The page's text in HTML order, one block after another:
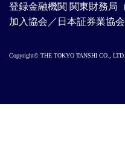
登録金融機関 関東財務局
加入協会／日本証券業協会
Copyright© THE TOKYO TANSHI CO., LTD.